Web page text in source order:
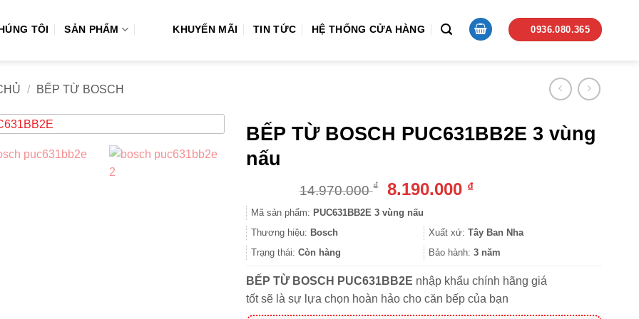
TÔI SẢN PHẨM KHUYẾN MÃI TIN TỨC HỆ THỐNG CỬA HÀNG 0936.080.365
/ BẾP TỪ BOSCH
BẾP TỪ BOSCH PUC631BB2E 3 vùng
nấu
14.970.000₫
Giá
là:
14.970.000 ₫.
8.190.000 ₫Giá
là:
8.190.000 ₫.
Mã sản phẩm: PUC631BB2E 3 vùng nấu
Thương hiệu: Bosch Xuất xứ:Tây Ban Nha
Trạng thái: Còn hàng Bảo hành:3 năm
BẾP TỪ BOSCH PUC631BB2E nhập khẩu chính hãng giá
tốt sẽ là sự lựa chọn hoàn hảo cho căn bếp của bạn